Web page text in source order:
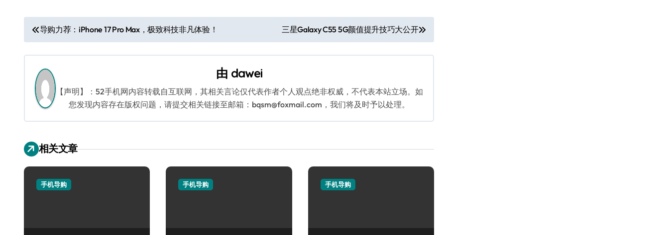
文
章
导
航
导购力荐：iPhone 17 Pro Max，极致科技非凡体验！ 三星Galaxy C55 5G颜值提升技巧大公开
由 dawei
【声明】：52手机网内容转载自互联网，其相关言论仅代表作者个人观点绝非权威，不代表本站立场。如
您发现内容存在版权问题，请提交相关链接至邮箱：bqsm@foxmail.com，我们将及时予以处理。
相关文章
手机导购 手机导购 手机导购